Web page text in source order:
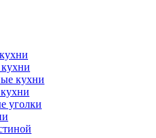
кухни
уголки